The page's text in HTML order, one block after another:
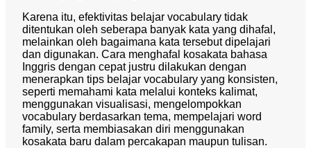
Karena itu, efektivitas belajar vocabulary tidak
ditentukan oleh seberapa banyak kata yang dihafal,
melainkan oleh bagaimana kata tersebut dipelajari
dan digunakan. Cara menghafal kosakata bahasa
Inggris dengan cepat justru dilakukan dengan
menerapkan tips belajar vocabulary yang konsisten,
seperti memahami kata melalui konteks kalimat,
menggunakan visualisasi, mengelompokkan
vocabulary berdasarkan tema, mempelajari word
family, serta membiasakan diri menggunakan
kosakata baru dalam percakapan maupun tulisan.